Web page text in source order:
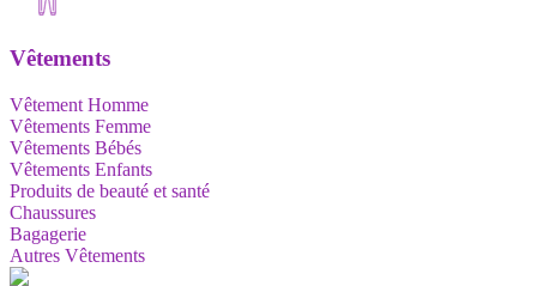
Vêtements
Vêtement Homme
Vêtements Femme
Vêtements Bébés
Vêtements Enfants
Produits de beauté et santé
Chaussures
Bagagerie
Autres Vêtements